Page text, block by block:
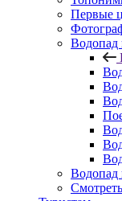
Первые
Водопад
Водопад